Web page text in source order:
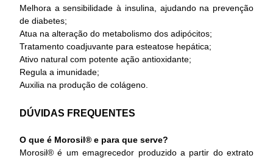
Melhora a sensibilidade à insulina, ajudando na prevenção
de diabetes;
Atua na alteração do metabolismo dos adipócitos;
Tratamento coadjuvante para esteatose hepática;
Ativo natural com potente ação antioxidante;
Regula a imunidade;
Auxilia na produção de colágeno.
DÚVIDAS FREQUENTES
O que é Morosil® e para que serve?
Morosil® é um emagrecedor produzido a partir do extrato